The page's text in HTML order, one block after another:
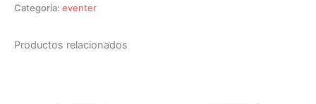
Categoría: eventer
Productos relacionados